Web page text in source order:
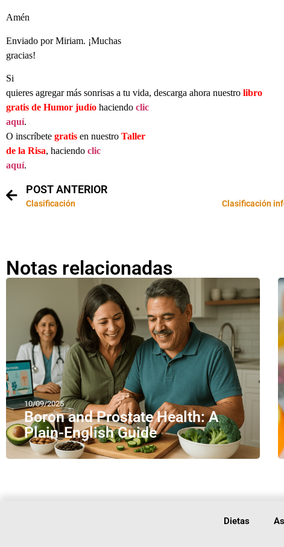
Amén
Enviado por Miriam. ¡Muchas
gracias!
Si
quieres agregar más sonrisas a tu vida, descarga ahora nuestro libro
gratis de Humor judío haciendo clic
aquí.
O inscríbete gratis en nuestro Taller
de la Risa, haciendo clic
aquí.
POST ANTERIOR
Clasificación Clasificación
Notas relacionadas
10/09/2025
Boron and Prostate Health: A
Plain-English Guide
Dietas